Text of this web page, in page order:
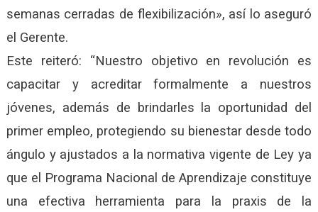
semanas cerradas de flexibilización», así lo aseguró
el Gerente.
Este reiteró: “Nuestro objetivo en revolución es
capacitar y acreditar formalmente a nuestros
jóvenes, además de brindarles la oportunidad del
primer empleo, protegiendo su bienestar desde todo
ángulo y ajustados a la normativa vigente de Ley ya
que el Programa Nacional de Aprendizaje constituye
una efectiva herramienta para la praxis de la